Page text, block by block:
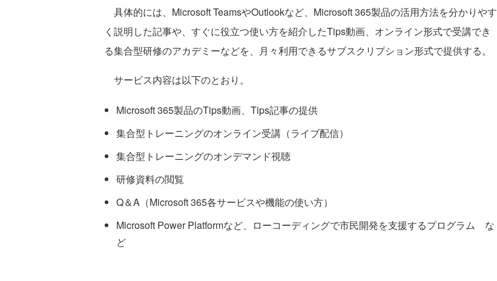
具体的には、Microsoft TeamsやOutlookなど、Microsoft 365製品の活用方法を分かりやす
く説明した記事や、すぐに役立つ使い方を紹介したTips動画、オンライン形式で受講でき
る集合型研修のアカデミーなどを、月々利用できるサブスクリプション形式で提供する。
サービス内容は以下のとおり。
Microsoft 365製品のTips動画、Tips記事の提供
集合型トレーニングのオンライン受講（ライブ配信）
集合型トレーニングのオンデマンド視聴
研修資料の閲覧
Q＆A（Microsoft 365各サービスや機能の使い方）
Microsoft Power Platformなど、ローコーディングで市民開発を支援するプログラム な
ど